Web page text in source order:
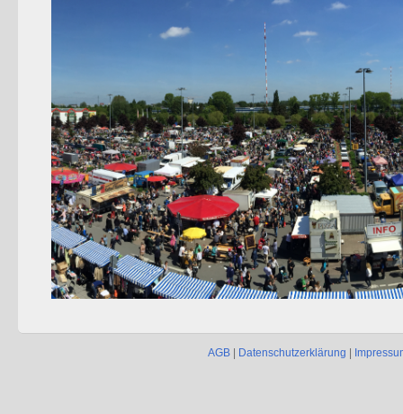
AGB| Datenschutzerklärung